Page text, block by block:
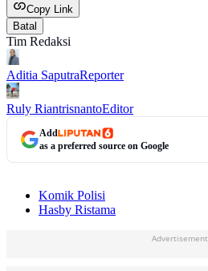
Copy Link
Batal
Tim Redaksi
Aditia SaputraReporter
Ruly RiantrisnantoEditor
Add
as a preferred source on Google
Komik Polisi
Hasby Ristama
Advertisement